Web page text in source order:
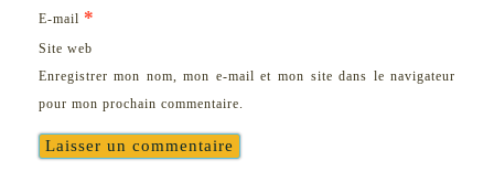
E-mail *
Site web
Enregistrer mon nom, mon e-mail et mon site dans le navigateur
pour mon prochain commentaire.